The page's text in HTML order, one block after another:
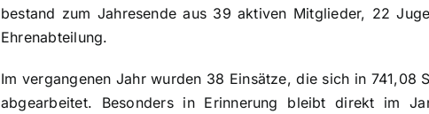
bestand zum Jahresende aus 39 aktiven Mitglieder, 22
Ehrenabteilung.
Im vergangenen Jahr wurden 38 Einsätze, die sich in 741,08
abgearbeitet. Besonders in Erinnerung bleibt direkt im